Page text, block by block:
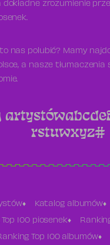
dokładne zrozumienie
nas polubić? Mamy
a nasze
artystówabcde
rstuwxyz#
Katalog albumów
100 piosenek
Top 100 albumów